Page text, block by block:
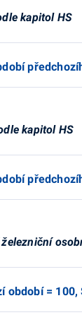
kapitol HS
kapitol HS
období =